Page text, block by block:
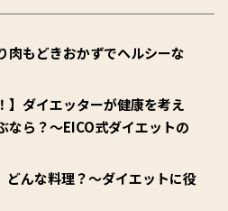
肉もどきおかずでヘルシーな
】ダイエッターが健康を考え
なら？～EICO式ダイエットの
どんな料理？～ダイエットに役